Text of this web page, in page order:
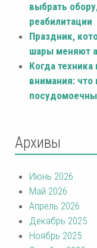
выбрать
реабилитации
Праздник,
шары меняют
Когда
внимания: что
Архивы
Июнь 2026
Май 2026
Апрель 2026
Декабрь 2025
Ноябрь 2025